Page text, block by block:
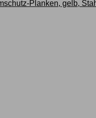
Planken, gelb,